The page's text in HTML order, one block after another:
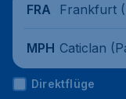
FRA
Frankfurt
MPH Caticlan
s),
Direktflüge